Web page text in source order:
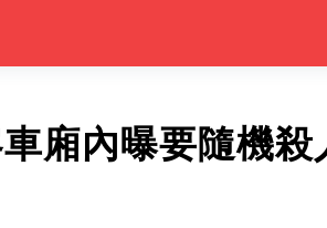
廂內曝要隨機